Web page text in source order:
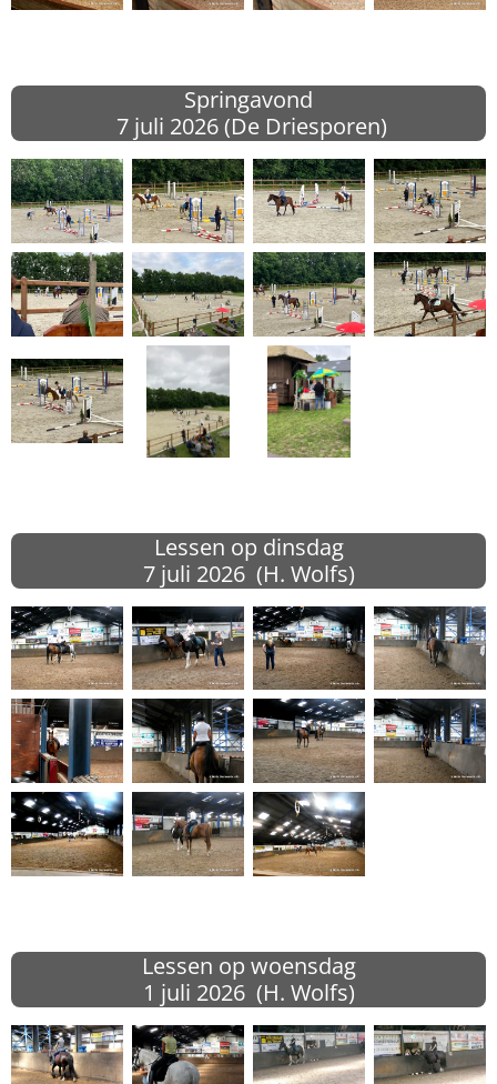
Springavond
7 juli 2026 (De Driesporen)
Lessen op dinsdag
7 juli 2026 (H. Wolfs)
Lessen op woensdag
1 juli 2026 (H. Wolfs)